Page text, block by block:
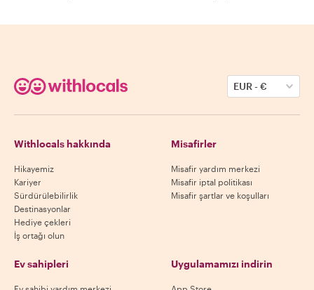
EUR-€
Withlocals hakkında
Hikayemiz
Kariyer
Sürdürülebilirlik
Destinasyonlar
Hediye çekleri
İş ortağı olun
Misafirler
Misafir yardım merkezi
Misafir iptal politikası
Misafir şartlar ve koşulları
Ev sahipleri Uygulamamızı indirin